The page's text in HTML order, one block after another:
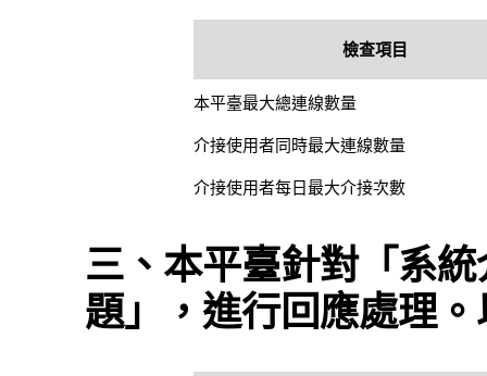
檢查項目
本平臺最大總連線數量
介接使用者同時最大連線數量
介接使用者每日最大介接次數
三、本平臺針對「系
題」，進行回應處理